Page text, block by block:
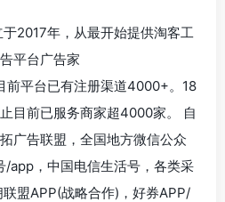
2017年，从最开始提供淘客工
平台广告家
平台已有注册渠道4000+。18
目前已服务商家超4000家。 自
广告联盟，全国地方微信公众
app，中国电信生活号，各类采
盟APP(战略合作)，好券APP/